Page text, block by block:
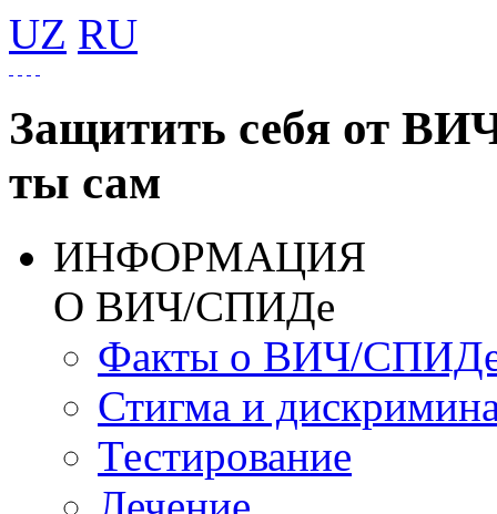
UZ RU
Защитить себя от
ты сам
ИНФОРМАЦИЯ
О ВИЧ/СПИДе
Факты о ВИЧ/
Стигма и
Тестирование